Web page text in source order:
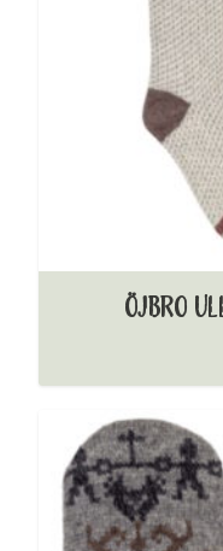
ÖJBRO